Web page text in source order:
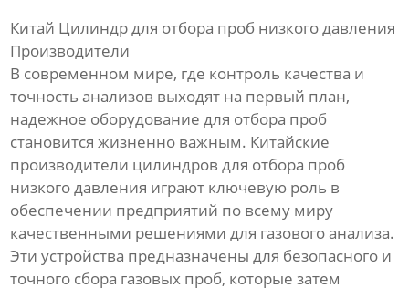
Новости
Контакты
Китай Цилиндр для отбора проб низкого давления
Производители
В современном мире, где контроль качества и
точность анализов выходят на первый план,
надежное оборудование для отбора проб
становится жизненно важным. Китайские
производители цилиндров для отбора проб
низкого давления играют ключевую роль в
обеспечении предприятий по всему миру
качественными решениями для газового анализа.
Эти устройства предназначены для безопасного и
точного сбора газовых проб, которые затем